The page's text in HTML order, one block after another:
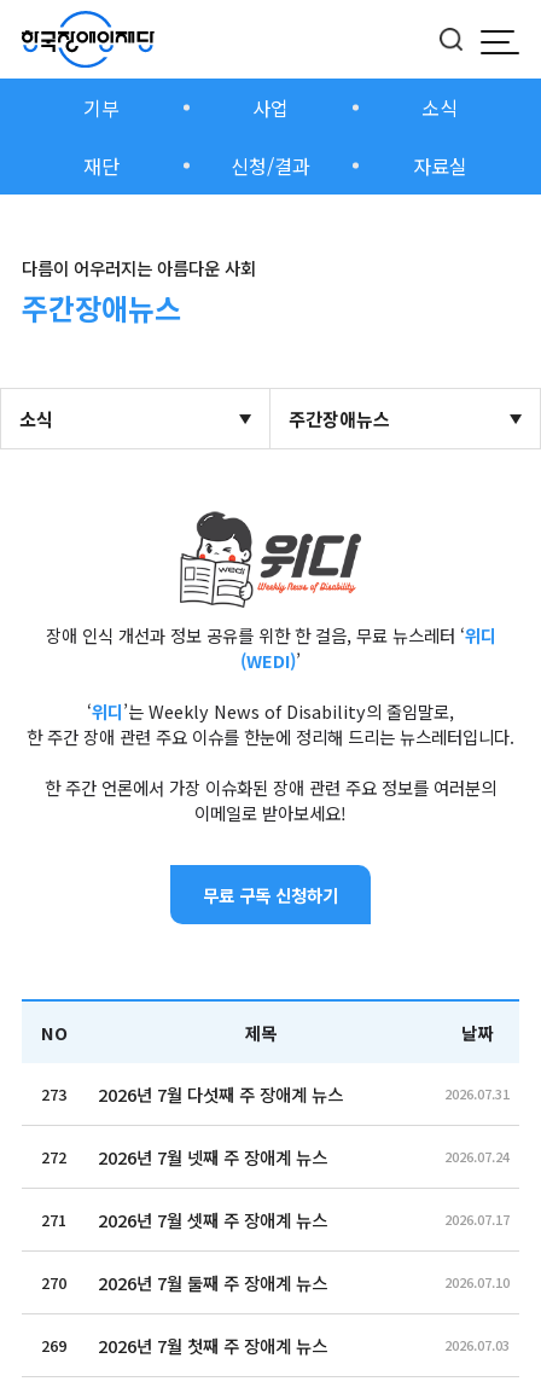
모
버튼
기부 사업
소식
재단
신청/결과 자료실
다름이 어우러지는 아름다운 사회
주간장애뉴스
소식 주간장애뉴스
장애 인식 개선과 정보 공유를 위한 한 걸음, 무료 뉴스레터 ‘위디
(WEDI)’
‘위디’는 Weekly News of Disability의 줄임말로,
한 주간 장애 관련 주요 이슈를 한눈에 정리해 드리는 뉴스레터입니다.
한 주간 언론에서 가장 이슈화된 장애 관련 주요 정보를 여러분의
이메일로 받아보세요!
무료 구독 신청하기
NO 제목 날짜
273 2026년 7월 다섯째 주 장애계 뉴스 2026.07.31
272 2026년 7월 넷째 주 장애계 뉴스 2026.07.24
271 2026년 7월 셋째 주 장애계 뉴스 2026.07.17
270 2026년 7월 둘째 주 장애계 뉴스 2026.07.10
269 2026년 7월 첫째 주 장애계 뉴스 2026.07.03